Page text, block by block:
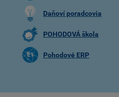
Daňoví poradcovia
POHODOVÁ škola
Pohodové ERP